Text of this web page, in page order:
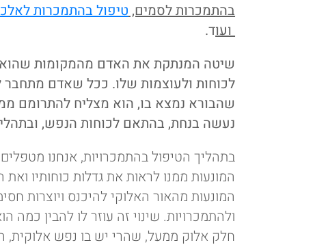
בהתמכרות לסמים,טיפול בהתמכרות
ועוד.
שיטה המנתקת את האדם מהמקומות שהוא
לכוחות ולעוצמות שלו. ככל שאדם מתחבר
שהבורא נמצא בו, הוא מצליח להתרומם
נעשה בנחת, בהתאם לכוחות הנפש,
בתהליך הטיפול בהתמכרויות, אנחנו
המונעות ממנו לראות את גדלות כוחותיו
המונעות מהאור האלוקי להיכנס ויוצרות
ולהתמכרויות. שינוי זה עוזר לו להבין כמה
חלק אלוק ממעל, שהרי יש בו נפש